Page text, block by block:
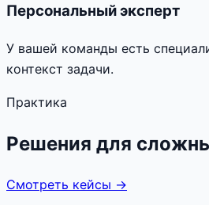
Персональный эксперт
У вашей команды есть
контекст задачи.
Практика
Решения для
Смотреть кейсы →